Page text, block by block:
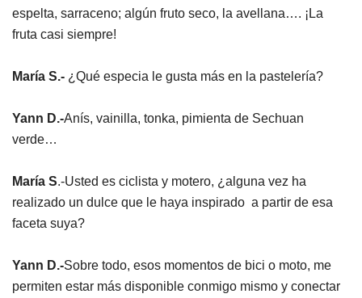
espelta, sarraceno; algún fruto seco, la avellana…. ¡La
fruta casi siempre!
María S.- ¿Qué especia le gusta más en la pastelería?
Yann D.-Anís, vainilla, tonka, pimienta de Sechuan
verde…
María S.-Usted es ciclista y motero, ¿alguna vez ha
realizado un dulce que le haya inspirado a partir de esa
faceta suya?
Yann D.-Sobre todo, esos momentos de bici o moto, me
permiten estar más disponible conmigo mismo y conectar